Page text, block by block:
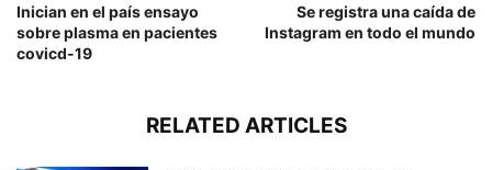
Inician en el país ensayo
sobre plasma en pacientes
covicd-19
Se registra una caída de
Instagram en todo el mundo
RELATED ARTICLES